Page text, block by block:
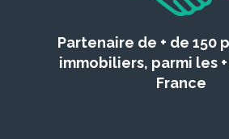
Partenaire de + de 150
immobiliers, parmi les
France